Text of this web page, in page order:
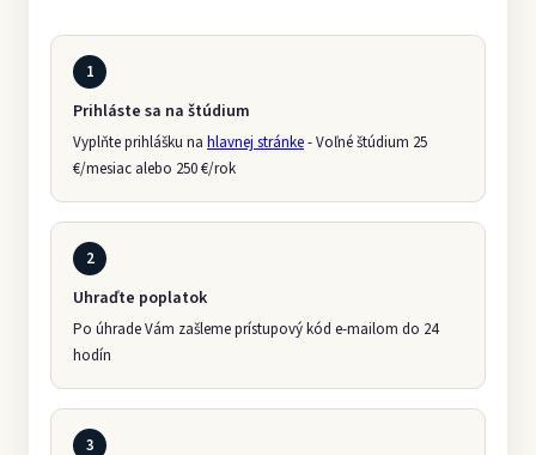
1
Prihláste sa na štúdium
Vyplňte prihlášku na hlavnej stránke- Voľné štúdium 25
€/mesiac alebo 250 €/rok
2
Uhraďte poplatok
Po úhrade Vám zašleme prístupový kód e-mailom do 24
hodín
3